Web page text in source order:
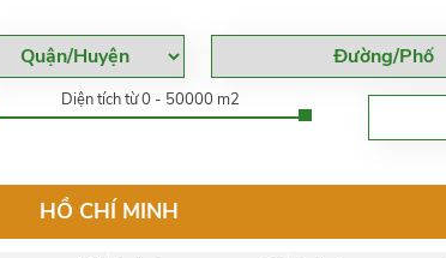
Diện tích từ 0 - 50000 m2
HỒ CHÍ MINH